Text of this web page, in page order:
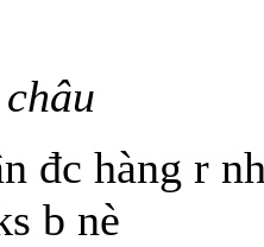
đc hàng r
b nè